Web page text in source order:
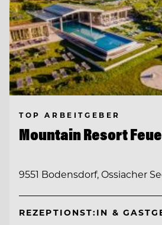
TOP ARBEITGEBER
Mountain Resort
9551 Bodensdorf, Ossiacher
REZEPTIONST:IN &